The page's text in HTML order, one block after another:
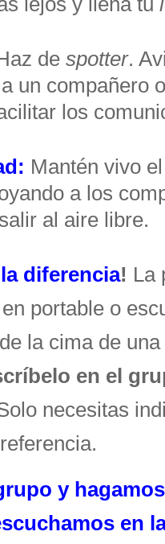
de spotter.
un compañero
los
Mantén vivo
a los
al aire libre.
diferencia! La
portable o
la cima de
en el
necesitas
y
en